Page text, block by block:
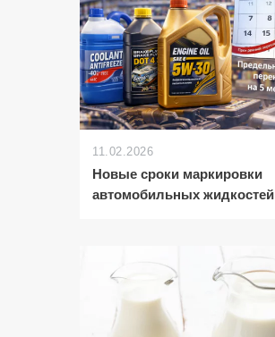
11.02.2026
Новые сроки маркировки
автомобильных жидкостей